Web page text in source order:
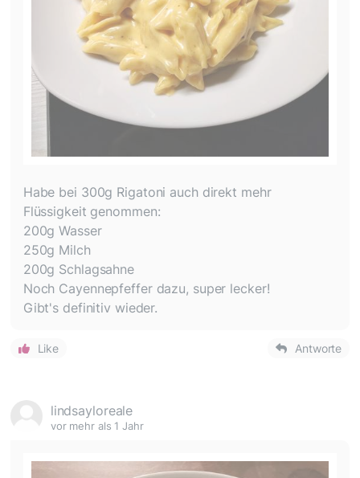
Habe bei 300g Rigatoni auch direkt mehr
Flüssigkeit genommen:
200g Wasser
250g Milch
200g Schlagsahne
Noch Cayennepfeffer dazu, super lecker!
Gibt's definitiv wieder.
Like Antworte
lindsayloreale
vor mehr als 1 Jahr